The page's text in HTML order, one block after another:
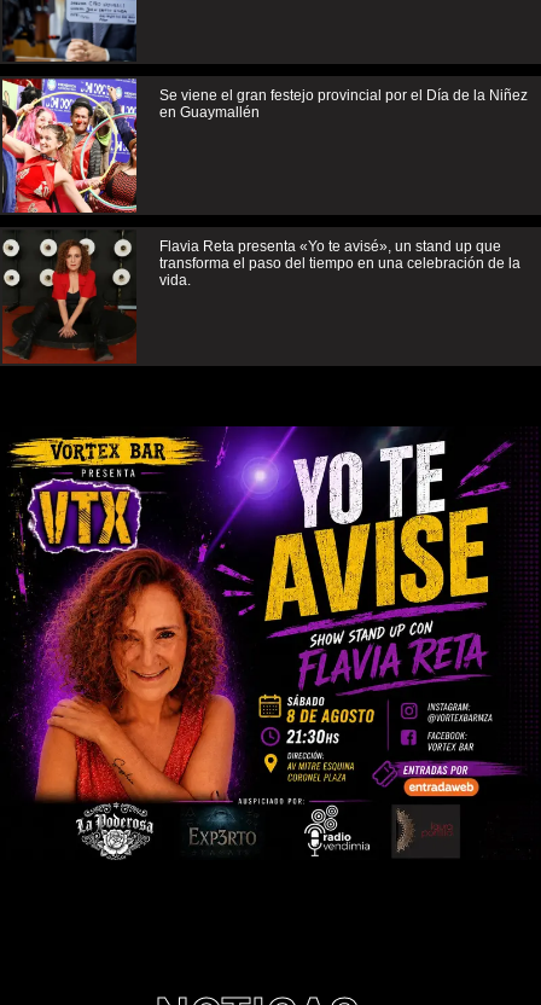
Se viene el gran festejo provincial por el Día de la Niñez
en Guaymallén
Flavia Reta presenta «Yo te avisé», un stand up que
transforma el paso del tiempo en una celebración de la
vida.